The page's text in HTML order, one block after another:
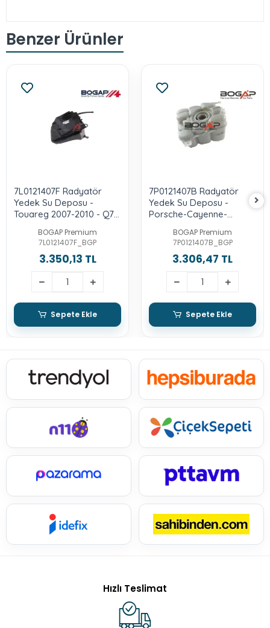
Benzer Ürünler
7L0121407F Radyatör
Yedek Su Deposu -
Touareg 2007-2010 - Q7
BOGAP Premium
7L0121407F_BGP
3.350,13 TL
Sepete Ekle
7P0121407B Radyatör
Yedek Su Deposu -
Porsche-Cayenne-
Tdı-Casa-Cata
BOGAP Premium
7P0121407B_BGP
3.306,47 TL
Sepete Ekle
Hızlı Teslimat